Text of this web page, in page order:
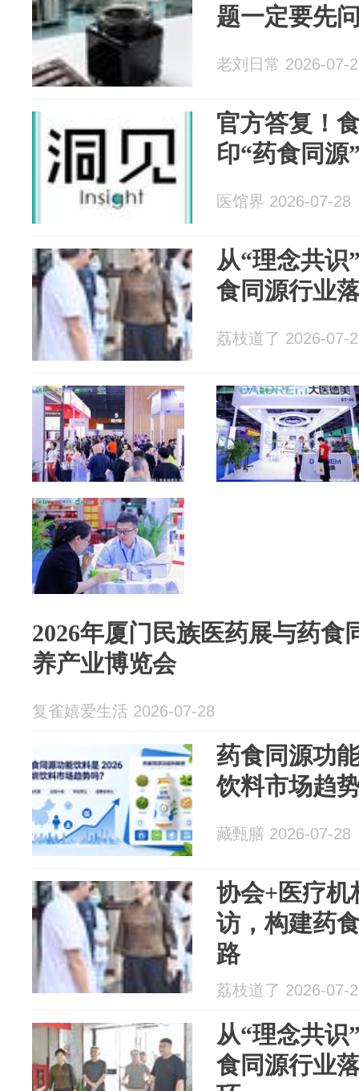
题一定要先
老刘日常 2026-07-
官方答复！
印“药食同源
医馆界 2026-07-28
从“理念共识
食同源行业
荔枝道了 2026-07-
2026年厦门民族医药展与药食
养产业博览会
复雀嬉爱生活 2026-07-28
药食同源功
饮料市场趋
藏甄膳 2026-07-28
协会+医疗机
访，构建药
路‌
荔枝道了 2026-07-
从“理念共识
食同源行业